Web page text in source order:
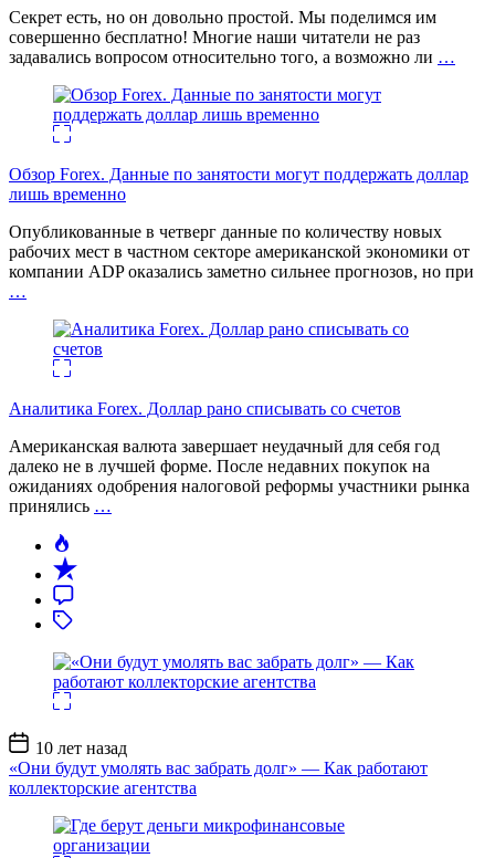
Секрет есть, но он довольно простой. Мы поделимся им
совершенно бесплатно! Многие наши читатели не раз
задавались вопросом относительно того, а возможно ли …
Обзор Forex. Данные по занятости могут поддержать доллар
лишь временно
Опубликованные в четверг данные по количеству новых
рабочих мест в частном секторе американской экономики от
компании ADP оказались заметно сильнее прогнозов, но при
…
Аналитика Forex. Доллар рано списывать со счетов
Американская валюта завершает неудачный для себя год
далеко не в лучшей форме. После недавних покупок на
ожиданиях одобрения налоговой реформы участники рынка
принялись …
Дата
записи
10 лет назад
«Они будут умолять вас забрать долг» — Как работают
коллекторские агентства